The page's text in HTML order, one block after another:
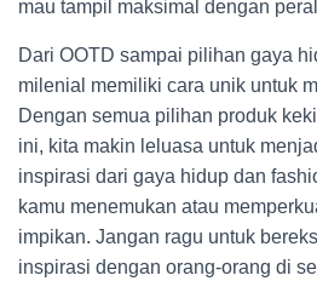
mau tampil maksimal dengan
Dari OOTD sampai pilihan gaya
milenial memiliki cara unik untuk
Dengan semua pilihan produk
ini, kita makin leluasa untuk
inspirasi dari gaya hidup dan
kamu menemukan atau
impikan. Jangan ragu untuk
inspirasi dengan orang-orang di